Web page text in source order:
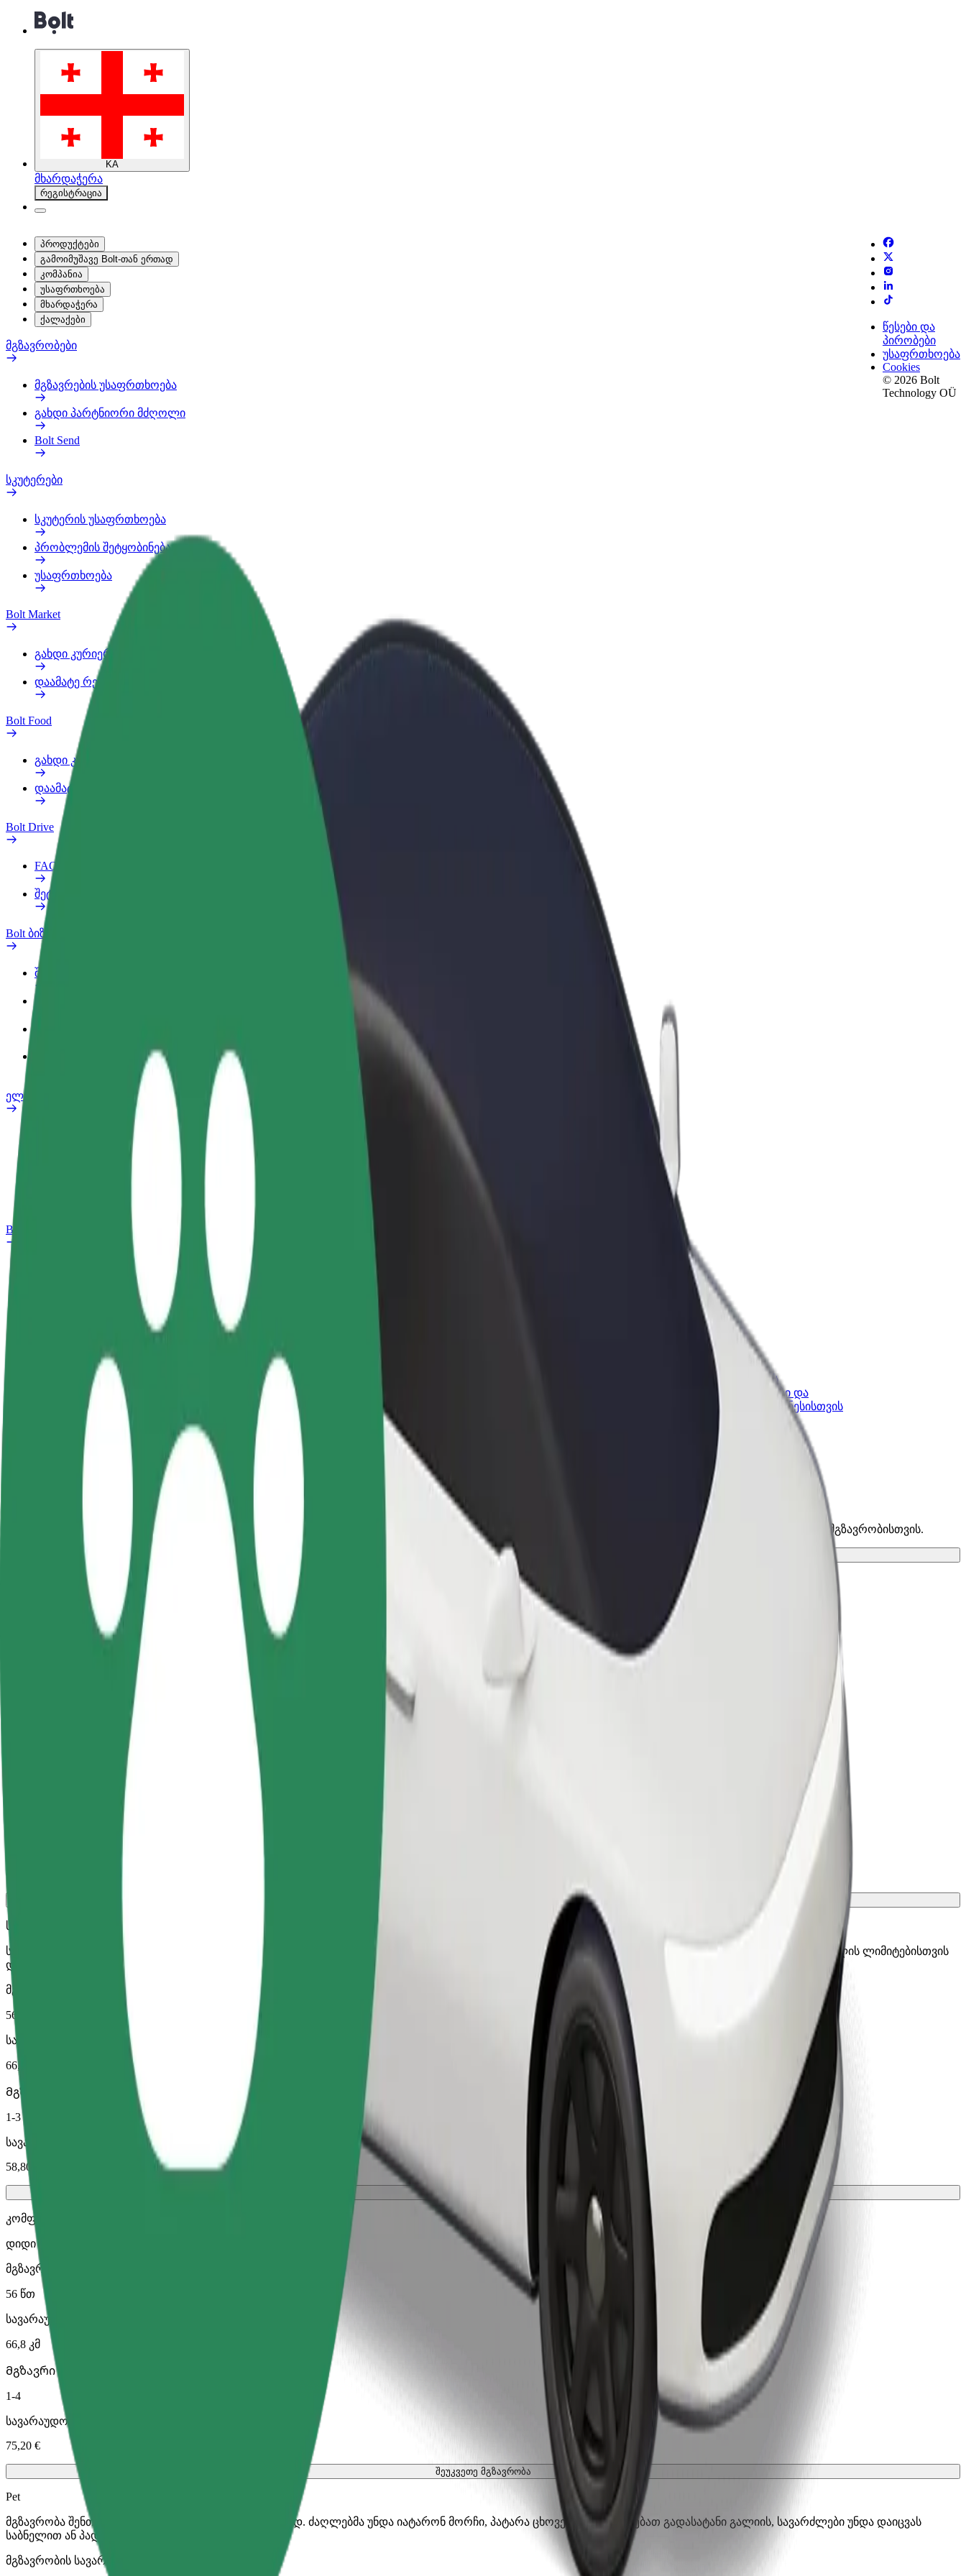
KA
მხარდაჭერა
რეგისტრაცია
პროდუქტები
გამოიმუშავე Bolt-თან ერთად
კომპანია
უსაფრთხოება
მხარდაჭერა
ქალაქები
მგზავრობები
მგზავრების უსაფრთხოება
გახდი პარტნიორი მძღოლი
Bolt Send
სკუტერები
სკუტერის უსაფრთხოება
პრობლემის შეტყობინება
უსაფრთხოება
Bolt Market
გახდი კურიერი
დაამატე რესტორანი ან მაღაზია
Bolt Food
გახდი კურიერი
დაამატე რესტორანი ან მაღაზია
Bolt Drive
FAQ
შეტყობინება ავტომობილზე
Bolt ბიზნესისთვის
შეღავათები
სამსახურის პროფილი
ელ. ბაიკი
Bolt Plus
როგორ გავხდე გამომწერი
პარტნიორი
საკუთარი
გრაფიკით
შეასრულე შეკვეთები და გამოიმუშვე
თანხა ყოველკვირეულად
მოიზიდე მეტი მომხმარებელი
და გაზარდე გაყიდვები
Bolt ბიზნესისთვის
Bolt-ის პროდუქტები და
სერვისები, შენი ბიზნესისთვის
წესები და
პირობები
უსაფრთხოება
Cookies
© 2026 Bolt
Technology OÜ
როგორ მივიდეთ Kuressaare Nooruse Kool დან Coop Liiva Konsum მდე
Kuressaare Nooruse Kool დან Coop Liiva Konsum მდე გადაადგილების საუკეთესო გზას ეძებ? აღმოაჩინე ჩვენი სერვისები და იპოვე საუკეთესო ვარიანტი შენი მგზავრობისთვის.
გადმოწერე აპლიკაცია
Kuressaare Nooruse Kool
Coop Liiva Konsum
კომფორტი და სიმარტივე შენს ხელთაა!
სანდო მგზავრობები ყოველდღიური საშუალო ზომის ავტომობილებით.
მგზავრობის სავარაუდო დრო
65,40 €
საბავშვო სავარძელი
საბავშვო სავარძელი სარტყლით უზრუნველყოფს უსაფრთხო მგზავრობას 2-6 წლის ბავშვებისთვის (დაახლოებით 10-30 კგ). ზუსტი ასაკის, წონისა და სიმაღლის ლიმიტებისთვის
დაუკავშირდი მძღოლს.
მგზავრობის სავარაუდო დრო
56 წთ
სავარაუდო მანძილი
66,8 კმ
Მგზავრი
1-3
სავარაუდო ფასი
58,80 €
შეუკვეთე მგზავრობა
კომფორტი
დიდი მანქანები მეტი სივრცით
მგზავრობის სავარაუდო დრო
56 წთ
სავარაუდო მანძილი
66,8 კმ
Მგზავრი
1-4
სავარაუდო ფასი
75,20 €
შეუკვეთე მგზავრობა
Pet
მგზავრობა შენთან და შენს შინაურ ცხოველთან ერთად. ძაღლებმა უნდა იატარონ მორჩი, პატარა ცხოველებს სჭირდებათ გადასატანი გალიის, სავარძლები უნდა დაიცვას
საბნელით ან პადით.
მგზავრობის სავარაუდო დრო